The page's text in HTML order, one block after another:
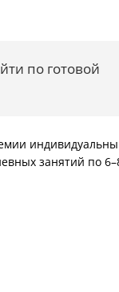
по готовой
занятий по